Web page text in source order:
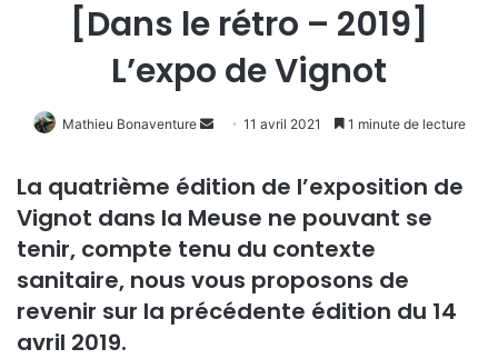
[Dans le rétro – 2019]
L’expo de Vignot
Mathieu Bonaventure
Envoyer
courriel
11 avril 2021 1 minute de lecture
La quatrième édition de l’exposition de
Vignot dans la Meuse ne pouvant se
tenir, compte tenu du contexte
sanitaire, nous vous proposons de
revenir sur la précédente édition du 14
avril 2019.